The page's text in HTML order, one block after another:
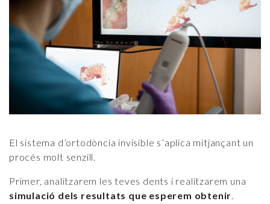
El sistema d’ortodòncia invisible s’aplica mitjançant un
procés molt senzill.
Primer, analitzarem les teves dents i realitzarem una
simulació dels resultats que esperem obtenir.